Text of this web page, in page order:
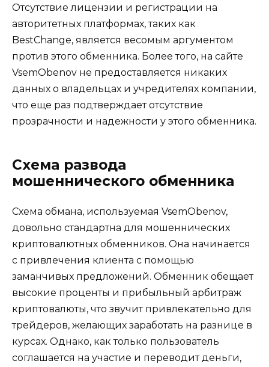
Отсутствие лицензии и регистрации на
авторитетных платформах, таких как
BestChange, является весомым аргументом
против этого обменника. Более того, на сайте
VsemObenov не предоставляется никаких
данных о владельцах и учредителях компании,
что еще раз подтверждает отсутствие
прозрачности и надежности у этого обменника.
Схема развода
мошеннического обменника
Схема обмана, используемая VsemObenov,
довольно стандартна для мошеннических
криптовалютных обменников. Она начинается
с привлечения клиента с помощью
заманчивых предложений. Обменник обещает
высокие проценты и прибыльный арбитраж
криптовалюты, что звучит привлекательно для
трейдеров, желающих заработать на разнице в
курсах. Однако, как только пользователь
соглашается на участие и переводит деньги,